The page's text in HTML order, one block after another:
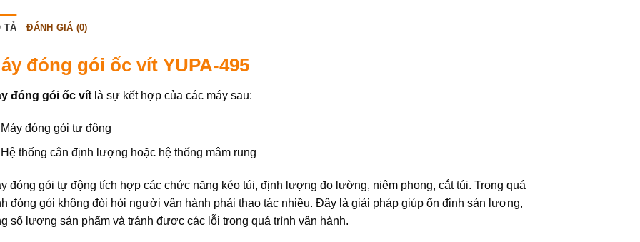
TẢ ĐÁNH GIÁ (0)
đóng gói ốc vít YUPA-495
đóng gói ốc vít là sự kết hợp của các máy sau:
Máy đóng gói tự động
Hệ thống cân định lượng hoặc hệ thống mâm rung
đóng gói tự động tích hợp các chức năng kéo túi, định lượng đo lường, niêm phong, cắt túi. Trong quá
đóng gói không đòi hỏi người vận hành phải thao tác nhiều. Đây là giải pháp giúp ổn định sản lượng,
số lượng sản phẩm và tránh được các lỗi trong quá trình vận hành.